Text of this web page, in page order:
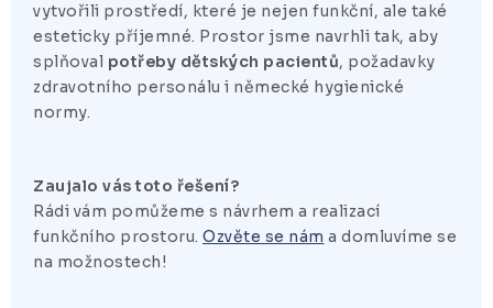
vytvořili prostředí, které je nejen funkční, ale také
esteticky příjemné. Prostor jsme navrhli tak, aby
splňoval potřeby dětských pacientů, požadavky
zdravotního personálu i německé hygienické
normy.
Zaujalo vás toto řešení?
Rádi vám pomůžeme s návrhem a realizací
funkčního prostoru. Ozvěte se nám a domluvíme se
na možnostech!